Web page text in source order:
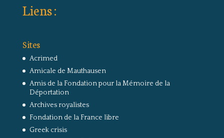
Liens :
Sites
Acrimed
Amicale de Mauthausen
Amis de la Fondation pour la Mémoire de la
Déportation
Archives royalistes
Fondation de la France libre
Greek crisis